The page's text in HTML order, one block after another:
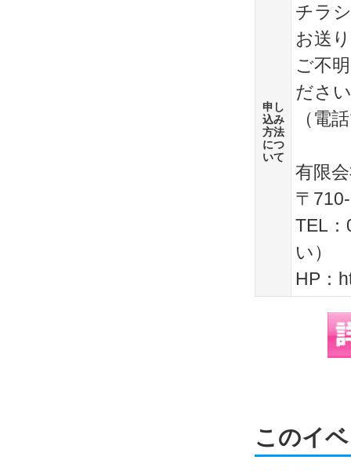
申し
込み
方法
につ
いて
チラ
お送
ご不
ださ
（電
有限
〒
TEL
い）
HP：
このイ